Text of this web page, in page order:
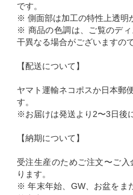
です。
※ 側面部は加工の特性上透明
※ 商品の色調は、ご覧のデ
干異なる場合がございますの
【配送について】
ヤマト運輸ネコポスか日本郵
す。
※お届けは発送より2〜3日後
【納期について】
受注生産のためご注文〜ご
ります。
※ 年末年始、GW、お盆をま